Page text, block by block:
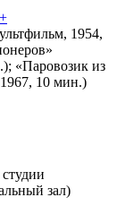
1954,
«Паровозик из
10 мин.)
зал)